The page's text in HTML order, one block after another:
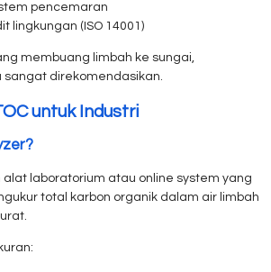
pencemaran
lingkungan (ISO 14001)
membuang limbah ke sungai,
direkomendasikan.
untuk Industri
alat laboratorium atau online system yang
total karbon organik dalam air limbah